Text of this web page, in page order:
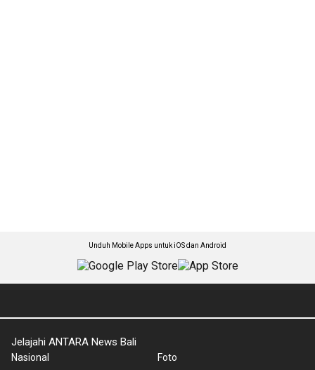
Unduh Mobile Apps untuk iOS dan Android
Jelajahi ANTARA News Bali
Nasional Foto